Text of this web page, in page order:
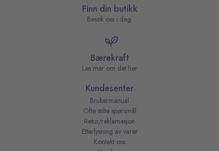
Finn din butikk
Besøk oss i dag.
Bærekraft
Les mer om det her
Kundesenter
Brukermanual
Ofte stilte spørsmål
Retur/reklamasjon
Etterlysning av varer
Kontakt oss